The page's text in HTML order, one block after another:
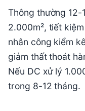
Thông thường 12-
2.000m², tiết
nhân công kiểm
giảm thất thoát
Nếu DC xử lý
trong 8-12 tháng.